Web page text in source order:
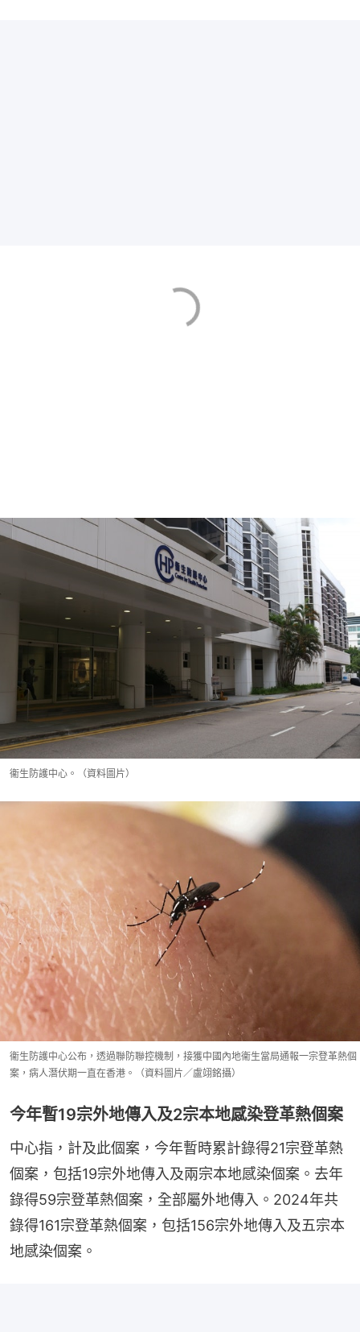
衞生防護中心。（資料圖片）
衞生防護中心公布，透過聯防聯控機制，接獲中國內地衞生當局通報一宗登革熱個
案，病人潛伏期一直在香港。（資料圖片／盧翊銘攝）
今年暫19宗外地傳入及2宗本地感染登革熱個案
中心指，計及此個案，今年暫時累計錄得21宗登革熱
個案，包括19宗外地傳入及兩宗本地感染個案。去年
錄得59宗登革熱個案，全部屬外地傳入。2024年共
錄得161宗登革熱個案，包括156宗外地傳入及五宗本
地感染個案。